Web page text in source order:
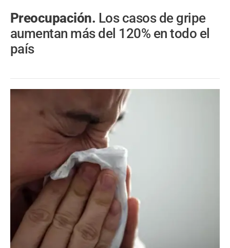
Preocupación. Los casos de gripe
aumentan más del 120% en todo el
país